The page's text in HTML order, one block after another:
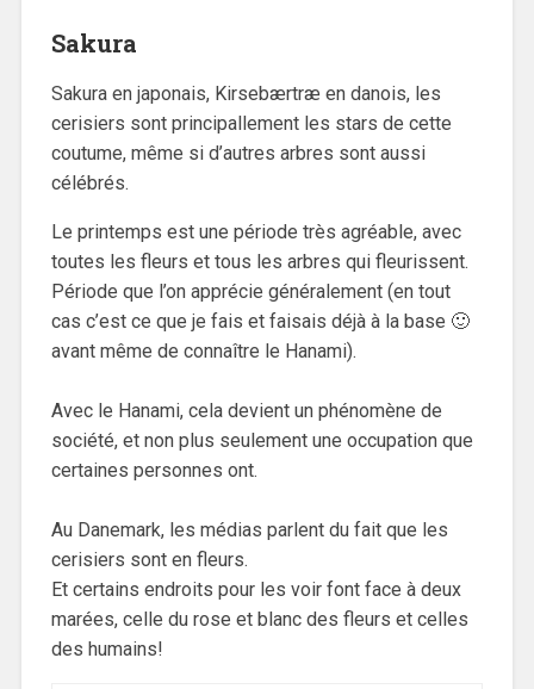
Sakura
Sakura en japonais, Kirsebærtræ en danois, les
cerisiers sont principallement les stars de cette
coutume, même si d’autres arbres sont aussi
célébrés.
Le printemps est une période très agréable, avec
toutes les fleurs et tous les arbres qui fleurissent.
Période que l’on apprécie généralement (en tout
cas c’est ce que je fais et faisais déjà à la base 🙂
avant même de connaître le Hanami).
Avec le Hanami, cela devient un phénomène de
société, et non plus seulement une occupation que
certaines personnes ont.
Au Danemark, les médias parlent du fait que les
cerisiers sont en fleurs.
Et certains endroits pour les voir font face à deux
marées, celle du rose et blanc des fleurs et celles
des humains!